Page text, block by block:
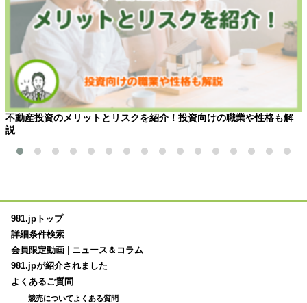
不動産投資のメリットとリスクを紹介！投資向けの職業や性格も解
説
981.jpトップ
詳細条件検索
会員限定動画
ニュース＆コラム
981.jpが紹介されました
よくあるご質問
競売についてよくある質問